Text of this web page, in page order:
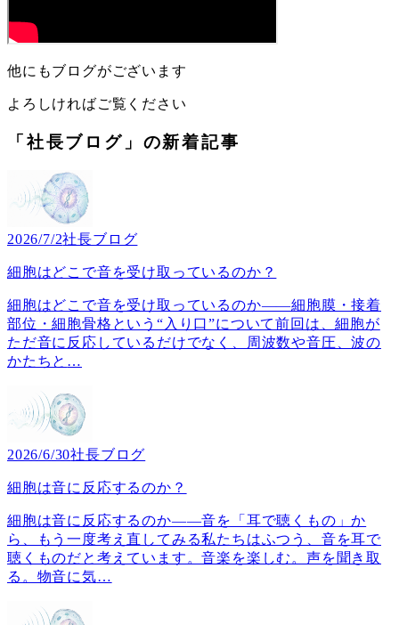
他にもブログがございます
よろしければご覧ください
「社長ブログ」の新着記事
2026/7/2社長ブログ
細胞はどこで音を受け取っているのか？
細胞はどこで音を受け取っているのか――細胞膜・接着
部位・細胞骨格という“入り口”について前回は、細胞が
ただ音に反応しているだけでなく、周波数や音圧、波の
かたちと …
2026/6/30社長ブログ
細胞は音に反応するのか？
細胞は音に反応するのか――音を「耳で聴くもの」か
ら、もう一度考え直してみる私たちはふつう、音を耳で
聴くものだと考えています。音楽を楽しむ。声を聞き取
る。物音に気…